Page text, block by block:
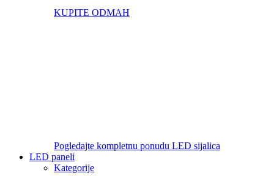
KUPITE ODMAH
Pogledajte kompletnu ponudu LED sijalica
LED paneli
Kategorije